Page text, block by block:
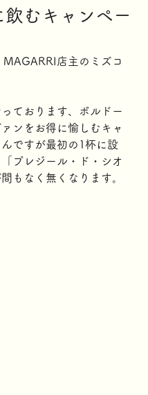
飲むキャンペー
MAGARRI店主のミズコ
ております、ボルドー
ンをお得に愉しむキャ
ですが最初の1杯に設
プレジール・ド・シオ
もなく無くなります。